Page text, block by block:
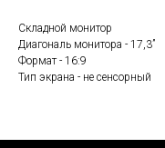
Складной монитор
Диагональ монитора - 17,3”
Формат - 16:9
Тип экрана - не сенсорный